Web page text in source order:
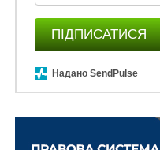
ПІДПИСАТИСЯ
Надано SendPulse